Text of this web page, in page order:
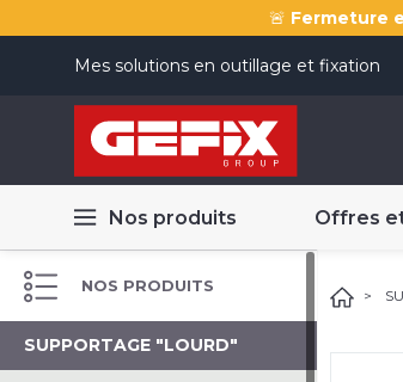
🚨 Fermeture
Mes solutions en outillage et fixation
Nos produits Offres
NOS PRODUITS
SUPPORTAGE "LOURD"